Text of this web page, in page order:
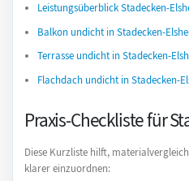
Leistungsüberblick Stadecken-
Balkon undicht in Stadecken-
Terrasse undicht in Stadecken-
Flachdach undicht in Stadecken-
Praxis-Checkliste für
Diese Kurzliste hilft,
klarer einzuordnen: